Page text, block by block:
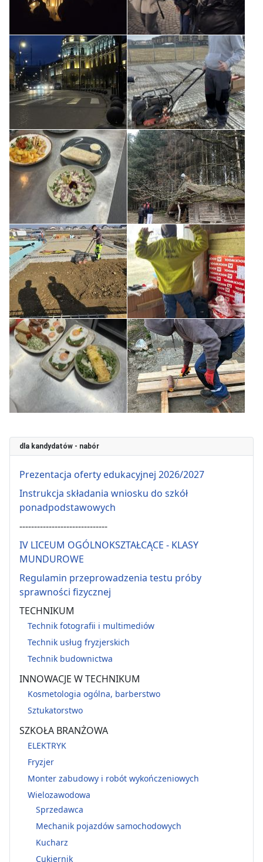
dla kandydatów - nabór
Prezentacja oferty edukacyjnej 2026/2027
Instrukcja składania wniosku do szkół
ponadpodstawowych
------------------------------
IV LICEUM OGÓLNOKSZTAŁCĄCE - KLASY
MUNDUROWE
Regulamin przeprowadzenia testu próby
sprawności fizycznej
TECHNIKUM
Technik fotografii i multimediów
Technik usług fryzjerskich
Technik budownictwa
INNOWACJE W TECHNIKUM
Kosmetologia ogólna, barberstwo
Sztukatorstwo
SZKOŁA BRANŻOWA
ELEKTRYK
Fryzjer
Monter zabudowy i robót wykończeniowych
Wielozawodowa
Sprzedawca
Mechanik pojazdów samochodowych
Kucharz
Cukiernik